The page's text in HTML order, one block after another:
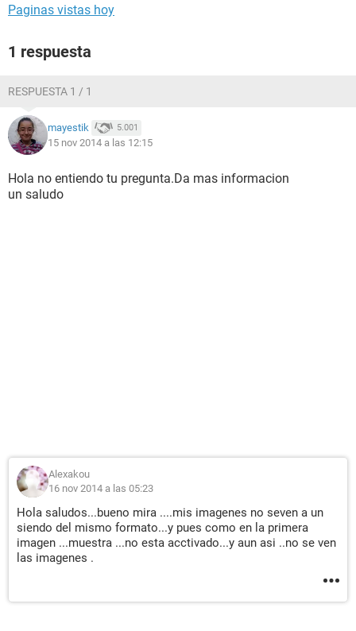
Paginas vistas hoy
1 respuesta
RESPUESTA 1 / 1
mayestik 5.001
15 nov 2014 a las 12:15
Hola no entiendo tu pregunta.Da mas informacion
un saludo
Alexakou
16 nov 2014 a las 05:23
Hola saludos...bueno mira ....mis imagenes no seven a un
siendo del mismo formato...y pues como en la primera
imagen ...muestra ...no esta acctivado...y aun asi ..no se ven
las imagenes .